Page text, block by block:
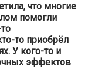
что многие
помогли
то приобрёл
У кого-то и
эффектов